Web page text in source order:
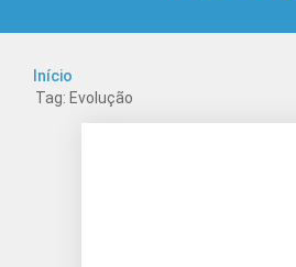
Início
Tag: Evolução